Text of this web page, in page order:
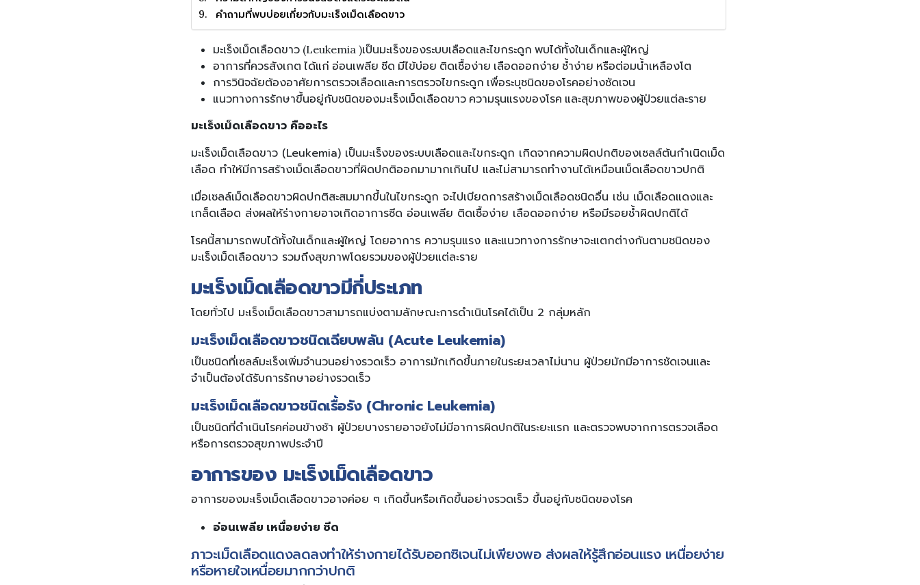
คำถามที่พบบ่อยเกี่ยวกับมะเร็งเม็ดเลือดขาว
มะเร็งเม็ดเลือดขาว (Leukemia )เป็นมะเร็งของระบบเลือดและไขกระดูก พบได้ทั้งในเด็กและผู้ใหญ่
อาการที่ควรสังเกต ได้แก่ อ่อนเพลีย ซีด มีไข้บ่อย ติดเชื้อง่าย เลือดออกง่าย ช้ำง่าย หรือต่อมน้ำเหลืองโต
การวินิจฉัยต้องอาศัยการตรวจเลือดและการตรวจไขกระดูก เพื่อระบุชนิดของโรคอย่างชัดเจน
แนวทางการรักษาขึ้นอยู่กับชนิดของมะเร็งเม็ดเลือดขาว ความรุนแรงของโรค และสุขภาพของผู้ป่วยแต่ละราย
มะเร็งเม็ดเลือดขาว คืออะไร
มะเร็งเม็ดเลือดขาว (Leukemia) เป็นมะเร็งของระบบเลือดและไขกระดูก เกิดจากความผิดปกติของเซลล์ต้นกำเนิดเม็ด
เลือด ทำให้มีการสร้างเม็ดเลือดขาวที่ผิดปกติออกมามากเกินไป และไม่สามารถทำงานได้เหมือนเม็ดเลือดขาวปกติ
เมื่อเซลล์เม็ดเลือดขาวผิดปกติสะสมมากขึ้นในไขกระดูก จะไปเบียดการสร้างเม็ดเลือดชนิดอื่น เช่น เม็ดเลือดแดงและ
เกล็ดเลือด ส่งผลให้ร่างกายอาจเกิดอาการซีด อ่อนเพลีย ติดเชื้อง่าย เลือดออกง่าย หรือมีรอยช้ำผิดปกติได้
โรคนี้สามารถพบได้ทั้งในเด็กและผู้ใหญ่ โดยอาการ ความรุนแรง และแนวทางการรักษาจะแตกต่างกันตามชนิดของ
มะเร็งเม็ดเลือดขาว รวมถึงสุขภาพโดยรวมของผู้ป่วยแต่ละราย
มะเร็งเม็ดเลือดขาวมีกี่ประเภท
โดยทั่วไป มะเร็งเม็ดเลือดขาวสามารถแบ่งตามลักษณะการดำเนินโรคได้เป็น 2 กลุ่มหลัก
มะเร็งเม็ดเลือดขาวชนิดเฉียบพลัน (Acute Leukemia)
เป็นชนิดที่เซลล์มะเร็งเพิ่มจำนวนอย่างรวดเร็ว อาการมักเกิดขึ้นภายในระยะเวลาไม่นาน ผู้ป่วยมักมีอาการชัดเจนและ
จำเป็นต้องได้รับการรักษาอย่างรวดเร็ว
มะเร็งเม็ดเลือดขาวชนิดเรื้อรัง (Chronic Leukemia)
เป็นชนิดที่ดำเนินโรคค่อนข้างช้า ผู้ป่วยบางรายอาจยังไม่มีอาการผิดปกติในระยะแรก และตรวจพบจากการตรวจเลือด
หรือการตรวจสุขภาพประจำปี
อาการของ มะเร็งเม็ดเลือดขาว
อาการของมะเร็งเม็ดเลือดขาวอาจค่อย ๆ เกิดขึ้นหรือเกิดขึ้นอย่างรวดเร็ว ขึ้นอยู่กับชนิดของโรค
อ่อนเพลีย เหนื่อยง่าย ซีด
ภาวะเม็ดเลือดแดงลดลงทำให้ร่างกายได้รับออกซิเจนไม่เพียงพอ ส่งผลให้รู้สึกอ่อนแรง เหนื่อยง่าย
หรือหายใจเหนื่อยมากกว่าปกติ